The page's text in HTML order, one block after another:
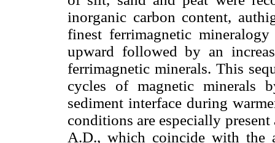
inorganic carbon content,
finest ferrimagnetic
upward followed by an
ferrimagnetic minerals. This
cycles of magnetic minerals
sediment interface during
conditions are especially
A.D., which coincide with the